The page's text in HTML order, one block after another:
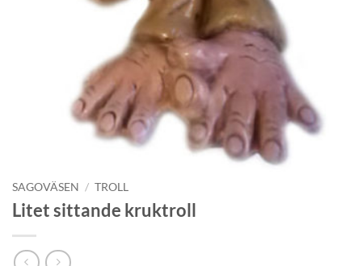
SAGOVÄSEN / TROLL
Litet sittande kruktroll